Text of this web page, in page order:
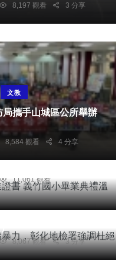
8,197 觀看 3 分享
文教
攜手山城區公所舉辦
8,584 觀看 4 分享
11,061 觀看
暴力，彰化地檢署強
8,067 觀看 3 分享